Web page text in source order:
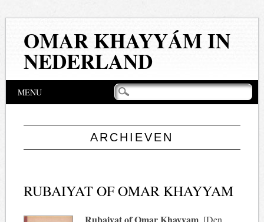
OMAR KHAYYÁM IN
NEDERLAND
Hoofdmenu
springen
MENU
ARCHIEVEN
RUBAIYAT OF OMAR KHAYYAM
Rubaiyat of Omar Khayyam. [Den